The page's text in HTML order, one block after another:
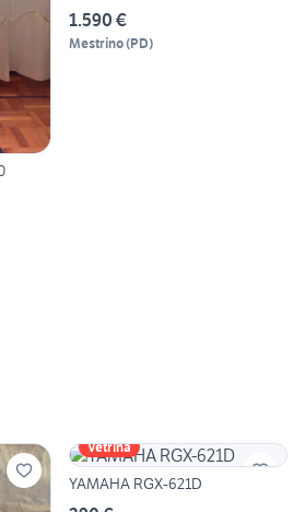
BORSA
1.590 €
Mestrino(PD)
Vetrina
YAMAHA RGX-621D